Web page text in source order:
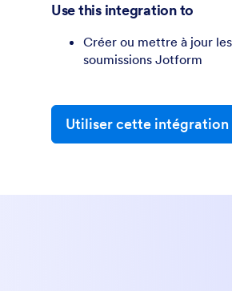
Use this integration to
Créer ou mettre à jour
soumissions Jotform
Utiliser cette intégration